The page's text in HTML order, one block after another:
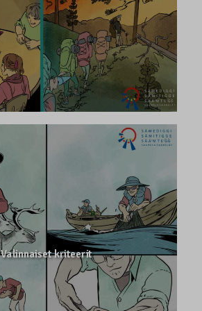
Valinnaiset kriteerit